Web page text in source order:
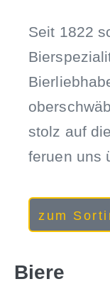
Seit 1822
stolz auf
feruen uns
zum
Biere